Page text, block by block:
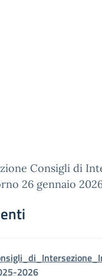
Consigli di
26 gennaio
2026